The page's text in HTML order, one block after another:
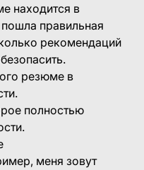
находится в
правильная
рекомендаций
резюме в
полностью
меня зовут